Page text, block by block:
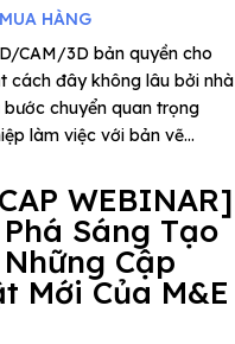
HÀNG
CAM/3D bản quyền cho
cách đây không lâu bởi nhà
chuyển quan trọng
làm việc với bản vẽ...
WEBINAR]
Sáng Tạo
Cập
Mới Của M&E